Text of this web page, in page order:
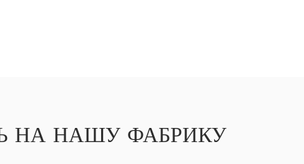
НА НАШУ ФАБРИКУ